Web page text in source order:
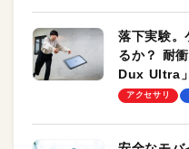
落下実験
るか？ 耐
Dux Ultra
のモバイル
アクセサリ